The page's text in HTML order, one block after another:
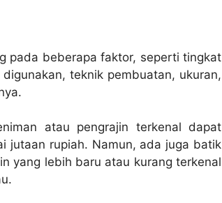
pada beberapa faktor, seperti tingkat
teknik pembuatan, ukuran,
atau pengrajin terkenal dapat
jutaan rupiah. Namun, ada juga batik
yang lebih baru atau kurang terkenal